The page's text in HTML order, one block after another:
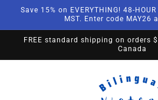
Skip to
Save 15% on EVERYTHING! 48-
MST. Enter code MAY26
FREE standard shipping on orders
Canada